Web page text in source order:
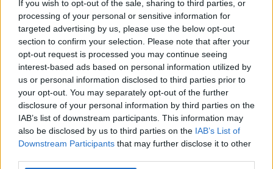
If you wish to opt-out of the sale, sharing to third parties, or
processing of your personal or sensitive information for
targeted advertising by us, please use the below opt-out
section to confirm your selection. Please note that after your
opt-out request is processed you may continue seeing
interest-based ads based on personal information utilized by
us or personal information disclosed to third parties prior to
your opt-out. You may separately opt-out of the further
disclosure of your personal information by third parties on the
IAB’s list of downstream participants. This information may
also be disclosed by us to third parties on the IAB’s List of
Downstream Participants that may further disclose it to other